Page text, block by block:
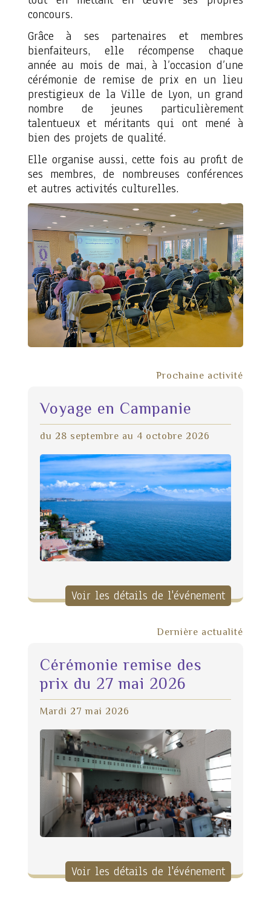
concours.
Grâce à ses partenaires et membres
bienfaiteurs, elle récompense chaque
année au mois de mai, à l’occasion d’une
cérémonie de remise de prix en un lieu
prestigieux de la Ville de Lyon, un grand
nombre de jeunes particulièrement
talentueux et méritants qui ont mené à
bien des projets de qualité.
Elle organise aussi, cette fois au profit de
ses membres, de nombreuses conférences
et autres activités culturelles.
Prochaine activité
Voyage en Campanie
du 28 septembre au 4 octobre 2026
Voir les détails de l'événement
Dernière actualité
Cérémonie remise des
prix du 27 mai 2026
Mardi 27 mai 2026
Voir les détails de l'événement